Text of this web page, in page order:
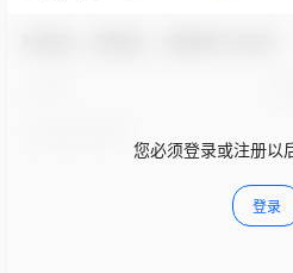
您必须登录或注册以
登录